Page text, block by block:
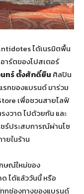
ได้เนรมิตพื้น
าร์ตของโปสเตอร์
ทร์ ตั้งศักดิ์ยืน ศิลปิน
กของแบรนด์ มาร่วม
เพื่อชวนสายไลฟ์
งวาด ไปด้วยกัน และ
ร์ประสบการณ์ผ่านโซ
ยในร้าน
ษณ์ใหม่ของ
ได้แล้ววันนี้ หรือ
กช่องทางของแบรนด์